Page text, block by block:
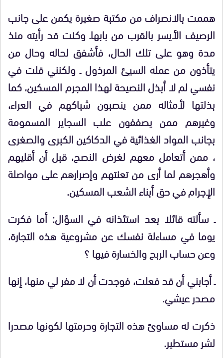
هممت بالانصراف من مكتبة صغيرة يكمن على جانب
الرصيف الأيسر بالقرب من بابهاـ وكنت قد رأيته منذ
مدة وهو على تلك الحال، فأشفق لحاله وحال من
يتأذون من عمله السيئ المرذول ـ ولكنني قلت في
نفسي لم لا أبذل النصيحة لهذا المجرم المسكين، كما
بذلتها لأمثاله ممن ينصبون شباكهم في العراء،
وغيرهم ممن يصففون علب السجاير المسمومة
بجانب المواد الغذائية في الدكاكين الكبرى والصغرى
، ممن أتعامل معهم لغرض النصح، قبل أن أقليهم
وأهجرهم لما أرى من تعنتهم وإصرارهم على مواصلة
الإجرام في حق أبناء الشعب المسكين.
ـ سألته قائلا بعد استئذانه في السؤال: أما فكرت
يوما في مساءلة نفسك عن مشروعية هذه التجارة،
وعن حساب الربح والخسارة فيها ؟
ـ أجابني أن قد فعلت، فوجدت أن لا مفر لي منها، إنها
مصدر عيشي.
ذكرت له مساوئ هذه التجارة وحرمتها لكونها مصدرا
لشر مستطير.